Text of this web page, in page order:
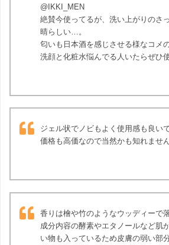
@IKKI_MEN
絶賛今使ってるが、洗い上がりのさ
晴らしい…。
匂いも日本酒を感じさせる様なコメ
洗顔と化粧水悩んでる人いたらぜひ
ジェル状でノビもよく使用感も良いで
価格も高価なので当然かも知れません
香りは檜や竹のようなウッディーで
成分内容の酵素やエタノールなど肌
い物も入っているため皮膚の弱い部